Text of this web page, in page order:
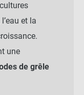
et la
une
de grêle